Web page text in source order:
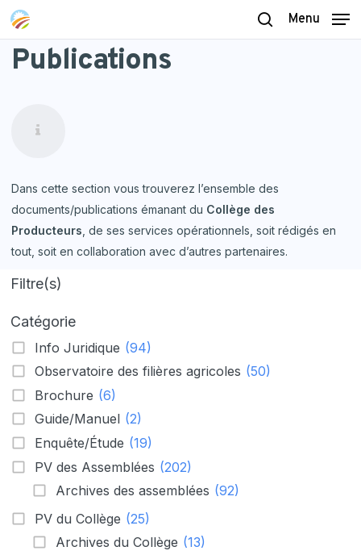
Skip
main
content
search
Menu
Publications
Dans cette section vous trouverez l’ensemble des
documents/publications émanant du Collège des
Producteurs , de ses services opérationnels, soit rédigés en
tout, soit en collaboration avec d’autres partenaires.
Filtre(s)
Catégorie
Info Juridique (94)
Observatoire des filières agricoles (50)
Brochure (6)
Guide/Manuel (2)
Enquête/Étude (19)
PV des Assemblées (202)
Archives des assemblées (92)
PV du Collège (25)
Archives du Collège (13)